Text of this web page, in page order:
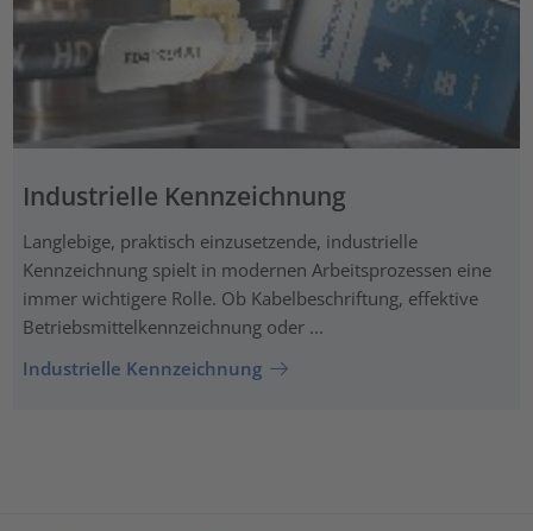
Industrielle Kennzeichnung
Langlebige, praktisch einzusetzende, industrielle
Kennzeichnung spielt in modernen Arbeitsprozessen eine
immer wichtigere Rolle. Ob Kabelbeschriftung, effektive
Betriebsmittelkennzeichnung oder ...
Industrielle Kennzeichnung